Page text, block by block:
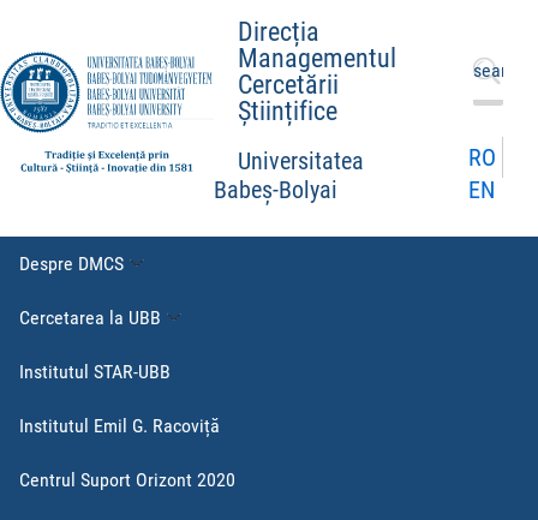
Direcția
Managementul
Cercetării
Științifice
Universitatea
Babeș-Bolyai
Caută
după:
RO
EN
Despre DMCS
Cercetarea la UBB
Institutul STAR-UBB
Institutul Emil G. Racoviță
Centrul Suport Orizont 2020